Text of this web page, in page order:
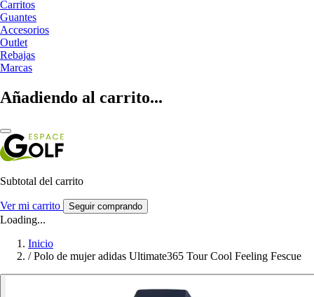
Carritos
Guantes
Accesorios
Outlet
Rebajas
Marcas
Añadiendo al carrito...
Subtotal del carrito
Ver mi carrito Seguir comprando
Loading...
Inicio
/ Polo de mujer adidas Ultimate365 Tour Cool Feeling Fescue